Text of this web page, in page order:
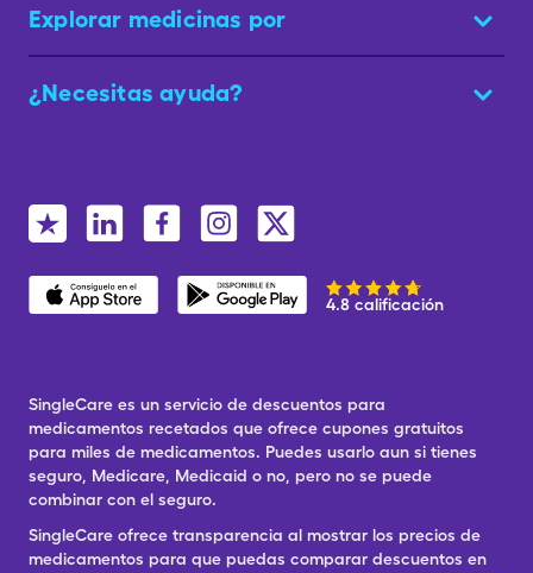
Explorar medicinas por
¿Necesitas ayuda?
4.8 calificación
SingleCare es un servicio de descuentos para
medicamentos recetados que ofrece cupones gratuitos
para miles de medicamentos. Puedes usarlo aun si tienes
seguro, Medicare, Medicaid o no, pero no se puede
combinar con el seguro.
SingleCare ofrece transparencia al mostrar los precios de
medicamentos para que puedas comparar descuentos en